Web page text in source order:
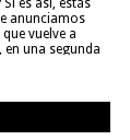
es así, estás
anunciamos
vuelve a
una segunda